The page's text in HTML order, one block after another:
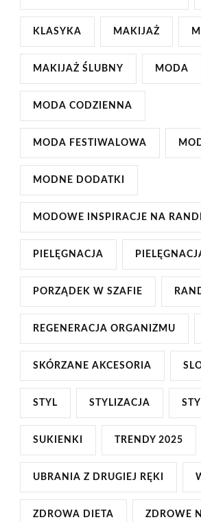
KLASYKA MAKIJAŻ
MAKIJAŻ ŚLUBNY MODA
MODA CODZIENNA
MODA FESTIWALOWA
MODNE DODATKI
MODOWE INSPIRACJE NA
PIELĘGNACJA
PORZĄDEK W SZAFIE
REGENERACJA ORGANIZMU
SKÓRZANE AKCESORIA
STYL STYLIZACJA
SUKIENKI TRENDY 2025
UBRANIA Z DRUGIEJ RĘKI
ZDROWA DIETA ZDROWE